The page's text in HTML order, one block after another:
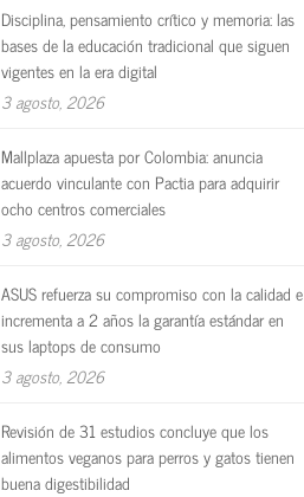
Disciplina, pensamiento crítico y memoria: las
bases de la educación tradicional que siguen
vigentes en la era digital
3 agosto, 2026
Mallplaza apuesta por Colombia: anuncia
acuerdo vinculante con Pactia para adquirir
ocho centros comerciales
3 agosto, 2026
ASUS refuerza su compromiso con la calidad e
incrementa a 2 años la garantía estándar en
sus laptops de consumo
3 agosto, 2026
Revisión de 31 estudios concluye que los
alimentos veganos para perros y gatos tienen
buena digestibilidad